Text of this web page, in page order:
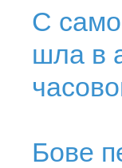
С
шла в
Бове